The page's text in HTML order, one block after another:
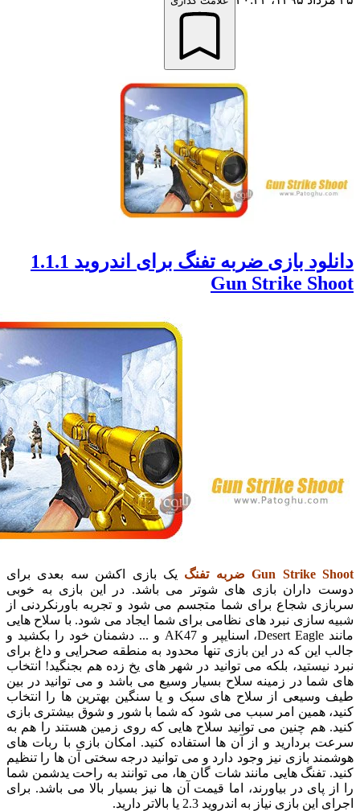
دانلود بازی ضربه تفنگ برای اندروید 1.1.1
Gun Strike
Gun Strikeضربه تفنگ
یک بازی اکشن سه بعدی برای
داران بازی های شوتر می باشد. در این بازی به خوبی
شجاع برای شما متجسم می شود و تجربه باورنکردنی از
نبرد های نظامی برای شما ایجاد می شود. با سلاح هایی
مانند Desert Eagle، اسنایپر و AK47 و ... دشمنان خود را بکشید و
که در این بازی تنها محدود به منطقه صحرایی و داغ برای
بلکه می توانید در شهر های یخ زده هم بجنگید! انتخاب
در زمینه سلاح بسیار وسیع می باشد و می توانید در بین
از سلاح های سبک و یا سنگین بهترین ها را انتخاب
همین امر سبب می شود که شما با شور و شوق بیشتری بازی
چنین می توانید سلاح هایی که روی زمین هستند را هم به
و از آن ها استفاده کنید. امکان بازی با ربات های
بازی نیز وجود دارد و می توانید درجه سختی آن ها را تنظیم
هایی مانند شات گان ها، می توانند به راحت یدشمن شما
در بیاورند، اما قیمت آن ها نیز بسیار بالا می باشد. برای
نیاز به اندروید 2.3 یا بالاتر دارید.